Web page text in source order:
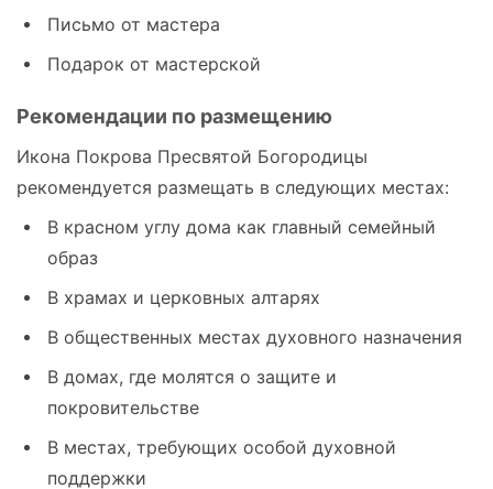
Письмо от мастера
Подарок от мастерской
Рекомендации по размещению
Икона Покрова Пресвятой Богородицы
рекомендуется размещать в следующих местах:
В красном углу дома как главный семейный
образ
В храмах и церковных алтарях
В общественных местах духовного назначения
В домах, где молятся о защите и
покровительстве
В местах, требующих особой духовной
поддержки